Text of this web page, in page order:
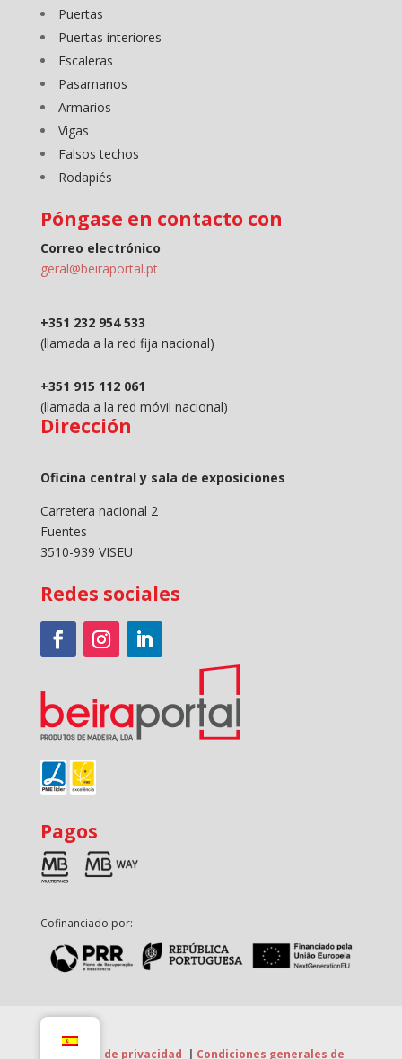
Puertas
Puertas interiores
Escaleras
Pasamanos
Armarios
Vigas
Falsos techos
Rodapiés
Póngase en contacto con
Correo electrónico
geral@beiraportal.pt
+351 232 954 533
(llamada a la red fija nacional)
+351 915 112 061
(llamada a la red móvil nacional)
Dirección
Oficina central y sala de exposiciones
Carretera nacional 2
Fuentes
3510-939 VISEU
Redes sociales
Pagos
Cofinanciado por:
Política de privacidad | Condiciones generales de